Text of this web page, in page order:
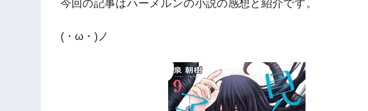
今回の記事はハーメルンの小説の感想と紹介です。
(・ω・)ノ